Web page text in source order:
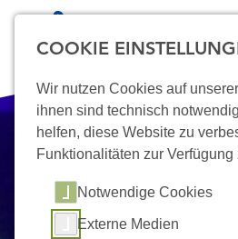
STARTSEITE
ÜBER UNS
COOKIE
Wir nutzen Cookies auf
ihnen sind technisch
helfen, diese Website zu
Funktionalitäten zur Verfügung
Notwendige Cookies
Externe Medien